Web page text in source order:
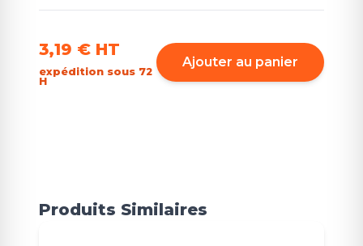
3,19 € HT
expédition sous 72
H
Ajouter au panier
Produits Similaires